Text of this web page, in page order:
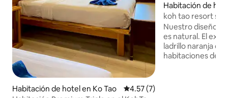
Habitación de hotel en Ko Tao Calificación promedio: 4.57
4.57 (7)
Habitación de
o
koh tao resort sea&sunset view(Día de la
vida)
Nuestro diseño y
es natural. El
ladrillo naranja de
habitaciones de